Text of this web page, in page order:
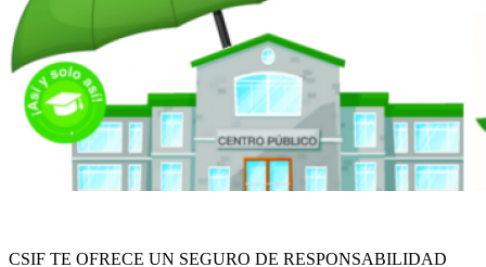
CSIF TE OFRECE UN SEGURO DE RESPONSABILIDAD